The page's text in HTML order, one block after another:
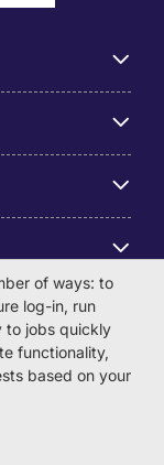
Corporation
6F Hulic
of ways: to
log-in, run
to jobs quickly
functionality,
based on your